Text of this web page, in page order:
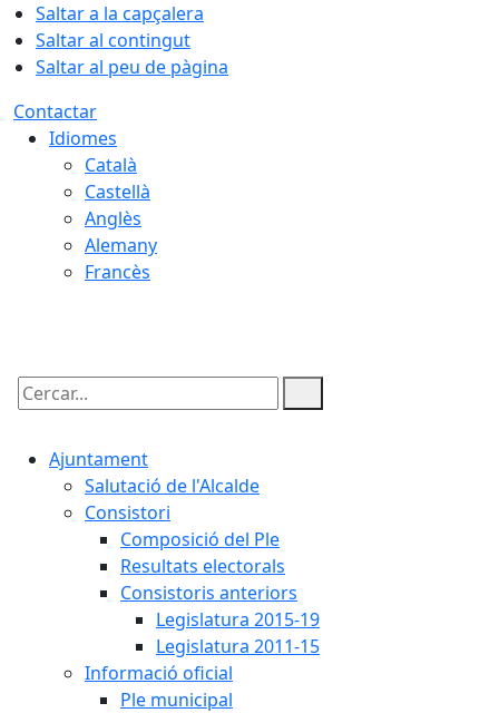
Saltar a la capçalera
Saltar al contingut
Saltar al peu de pàgina
Contactar
Idiomes
Català
Castellà
Anglès
Alemany
Francès
Cercar:
Ajuntament
Salutació de l'Alcalde
Consistori
Composició del Ple
Resultats electorals
Consistoris anteriors
Legislatura 2015-19
Legislatura 2011-15
Informació oficial
Ple municipal